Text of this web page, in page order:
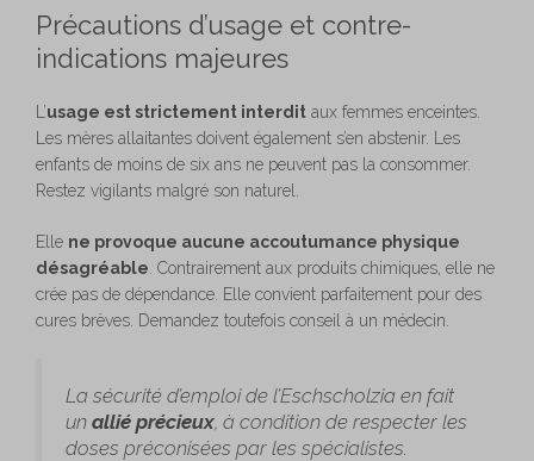
Précautions d’usage et contre-
indications majeures
L’usage est strictement interdit aux femmes enceintes.
Les mères allaitantes doivent également s’en abstenir. Les
enfants de moins de six ans ne peuvent pas la consommer.
Restez vigilants malgré son naturel.
Elle ne provoque aucune accoutumance physique
désagréable . Contrairement aux produits chimiques, elle ne
crée pas de dépendance. Elle convient parfaitement pour des
cures brèves. Demandez toutefois conseil à un médecin.
La sécurité d’emploi de l’Eschscholzia en fait
un allié précieux, à condition de respecter les
doses préconisées par les spécialistes.